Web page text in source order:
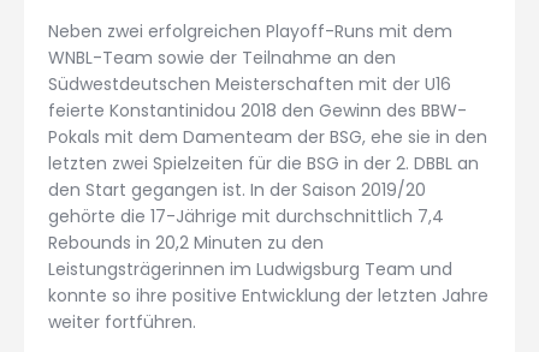
Neben zwei erfolgreichen Playoff-Runs mit dem
WNBL-Team sowie der Teilnahme an den
Südwestdeutschen Meisterschaften mit der U16
feierte Konstantinidou 2018 den Gewinn des BBW-
Pokals mit dem Damenteam der BSG, ehe sie in den
letzten zwei Spielzeiten für die BSG in der 2. DBBL an
den Start gegangen ist. In der Saison 2019/20
gehörte die 17-Jährige mit durchschnittlich 7,4
Rebounds in 20,2 Minuten zu den
Leistungsträgerinnen im Ludwigsburg Team und
konnte so ihre positive Entwicklung der letzten Jahre
weiter fortführen.